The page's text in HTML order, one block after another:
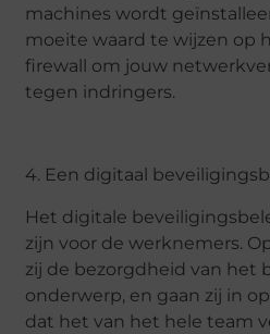
machines wordt
moeite waard te wijzen op
firewall om jouw
tegen indringers.
4. Een digitaal
Het digitale
zijn voor de werknemers.
zij de bezorgdheid van het
onderwerp, en gaan zij in
dat het van het hele team